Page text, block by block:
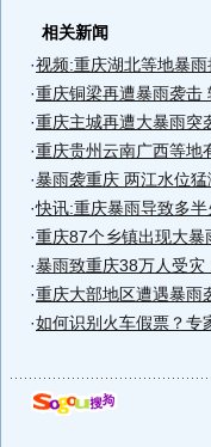
相关新闻
·视频:重庆湖北等地暴雨
·重庆铜梁再遭暴雨袭击
·重庆主城再遭大暴雨突
·重庆贵州云南广西等地
·暴雨袭重庆 两江水位猛
·快讯:重庆暴雨导致多
·重庆87个乡镇出现大暴
·暴雨致重庆38万人受灾
·重庆大部地区遭遇暴雨
·如何识别火车假票？专